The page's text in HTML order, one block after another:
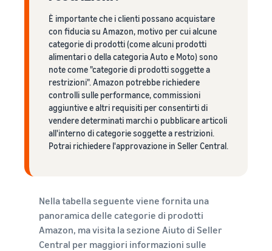
È importante che i clienti possano acquistare
con fiducia su Amazon, motivo per cui alcune
categorie di prodotti (come alcuni prodotti
alimentari o della categoria Auto e Moto) sono
note come "categorie di prodotti soggette a
restrizioni". Amazon potrebbe richiedere
controlli sulle performance, commissioni
aggiuntive e altri requisiti per consentirti di
vendere determinati marchi o pubblicare articoli
all'interno di categorie soggette a restrizioni.
Potrai richiedere l'approvazione in Seller Central.
Nella tabella seguente viene fornita una
panoramica delle categorie di prodotti
Amazon, ma visita la sezione Aiuto di Seller
Central per maggiori informazioni sulle